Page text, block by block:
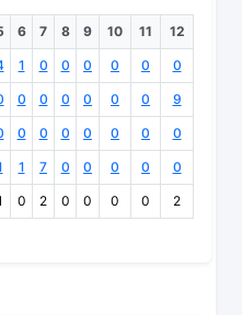
6 7 8 9 10 11 12
1 0 0 0 0 0 0
0 0 0 0 0 0 9
0 0 0 0 0 0 0
1 7 0 0 0 0 0
0 2 0 0 0 0 2